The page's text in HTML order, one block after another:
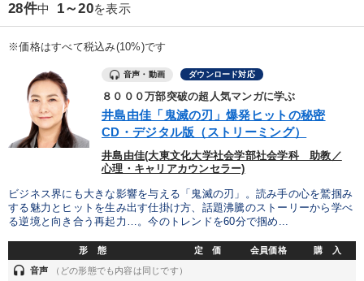
ます
カテゴリー
優秀各社の智恵と戦略 事業家のロマンと経営
若手異才経営者の発想 専門家のアドバイス
リーダーの器量を学ぶ
テーマ
2025年春季全国経営者セミナー収録講演ＣＤ・講演ＤＶＤ・デジ
タル版（音声／動画ストリーミング・ダウンロード）
28件中 1～20を表示
※価格はすべて税込み(10%)です
音声・動画 ダウンロード対応
８０００万部突破の超人気マンガに学ぶ
井島由佳「鬼滅の刃」爆発ヒットの秘密
CD・デジタル版（ストリーミング）
井島由佳(大東文化大学社会学部社会学科 助教／
心理・キャリアカウンセラー)
ビジネス界にも大きな影響を与える「鬼滅の刃」。読み手の心を鷲掴み
する魅力とヒットを生み出す仕掛け方、話題沸騰のストーリーから学べ
る逆境と向き合う再起力…。今のトレンドを60分で掴め...
形 態 定 価 会員価格 購 入
headset 音声 （どの形態でも内容は同じです）